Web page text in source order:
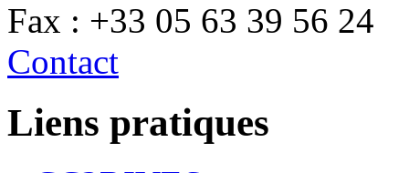
Fax : +33 05 63 39 56 24
Contact
Liens pratiques